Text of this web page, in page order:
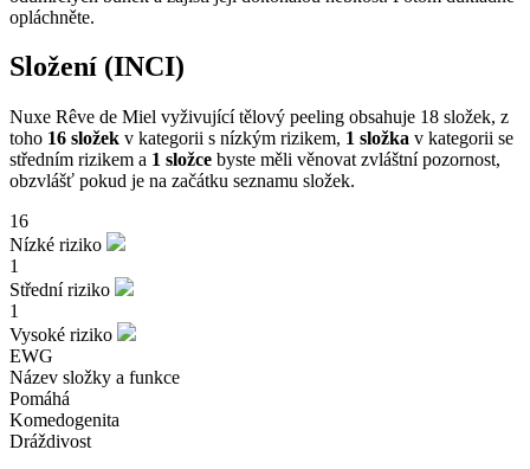
opláchněte.
Složení (INCI)
Nuxe Rêve de Miel vyživující tělový peeling obsahuje 18 složek, z
toho 16 složek v kategorii s nízkým rizikem, 1 složka v kategorii se
středním rizikem a 1 složce byste měli věnovat zvláštní pozornost,
obzvlášť pokud je na začátku seznamu složek.
16
Nízké riziko
1
Střední riziko
1
Vysoké riziko
EWG
Název složky a funkce
Pomáhá
Komedogenita
Dráždivost